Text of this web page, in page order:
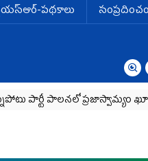
పథకాలు
ప్రజాస్వామ్యం ఖూనీ..